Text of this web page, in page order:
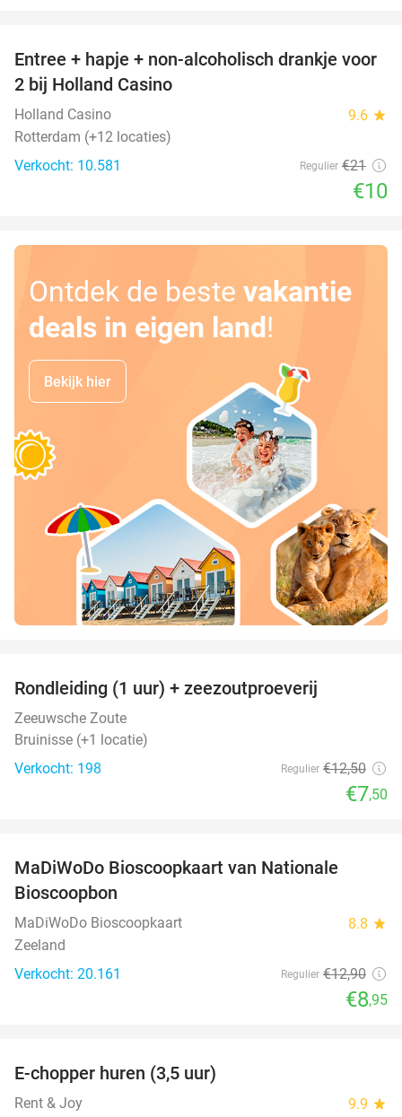
52%
Entree + hapje + non-alcoholisch drankje voor
2 bij Holland Casino
Holland Casino 9.6 star
Rotterdam (+12 locaties)
Verkocht: 10.581
Regulier €21
€10
Ontdek de beste vakantie
deals in eigen land!
Bekijk hier
Rondleiding (1 uur) + zeezoutproeverij
Zeeuwsche Zoute
Bruinisse (+1 locatie)
Verkocht: 198
Regulier €12,50
€7,50
MaDiWoDo Bioscoopkaart van Nationale
Bioscoopbon
MaDiWoDo Bioscoopkaart 8.8 star
Zeeland
Verkocht: 20.161
Regulier €12,90
€8,95
E-chopper huren (3,5 uur)
Rent & Joy 9.9 star